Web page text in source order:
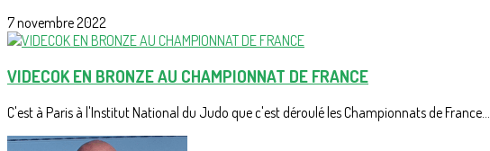
7 novembre 2022
VIDECOK EN BRONZE AU CHAMPIONNAT DE FRANCE
C'est à Paris à l'Institut National du Judo que c'est déroulé les Championnats de France...